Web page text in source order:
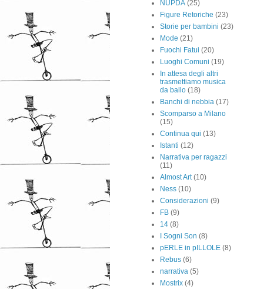
NUPDA (25)
Figure Retoriche (23)
Storie per bambini (23)
Mode (21)
Fuochi Fatui (20)
Luoghi Comuni (19)
In attesa degli altri
trasmettiamo musica
da ballo (18)
Banchi di nebbia (17)
Scomparso a Milano
(15)
Continua qui (13)
Istanti (12)
Narrativa per ragazzi
(11)
Almost Art (10)
Ness (10)
Considerazioni (9)
FB (9)
14 (8)
I Sogni Son (8)
pERLE in pILLOLE (8)
Rebus (6)
narrativa (5)
Mostrix (4)